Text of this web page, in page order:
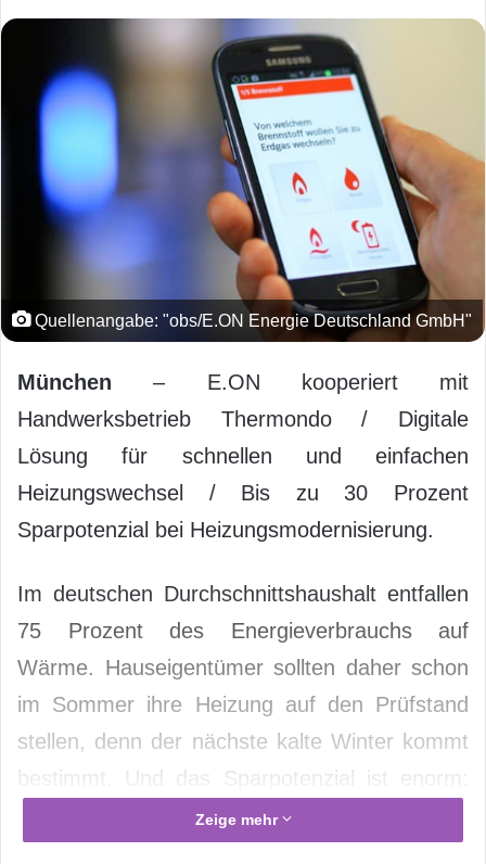
Quellenangabe: "obs/E.ON Energie Deutschland GmbH"
München – E.ON kooperiert mit
Handwerksbetrieb Thermondo / Digitale
Lösung für schnellen und einfachen
Heizungswechsel / Bis zu 30 Prozent
Sparpotenzial bei Heizungsmodernisierung.
Im deutschen Durchschnittshaushalt entfallen
75 Prozent des Energieverbrauchs auf
Wärme. Hauseigentümer sollten daher schon
im Sommer ihre Heizung auf den Prüfstand
stellen, denn der nächste kalte Winter kommt
bestimmt. Und das Sparpotenzial ist enorm:
Veraltete Heizungen verbrauchen oft
Zeige mehr